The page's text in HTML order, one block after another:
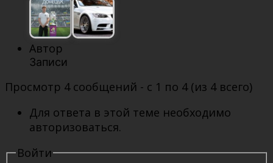
Автор
Записи
Просмотр 4 сообщений - с 1 по 4 (из 4 всего)
Для ответа в этой теме необходимо
авторизоваться.
Войти